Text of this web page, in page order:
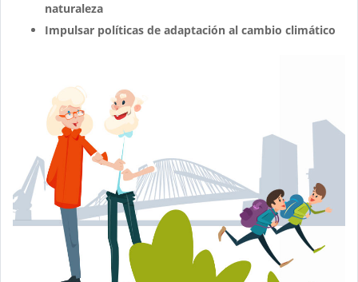
naturaleza
Impulsar políticas de adaptación al cambio climático